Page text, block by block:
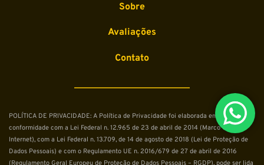
Sobre
Avaliações
Contato
POLÍTICA DE PRIVACIDADE: A Política de Privacidade foi elaborada em
conformidade com a Lei Federal n. 12.965 de 23 de abril de 2014 (Marco Civil da
Internet), com a Lei Federal n. 13.709, de 14 de agosto de 2018 (Lei de Proteção de
Dados Pessoais) e com o Regulamento UE n. 2016/679 de 27 de abril de 2016
(Regulamento Geral Europeu de Proteção de Dados Pessoais – RGDP), pode ser lida